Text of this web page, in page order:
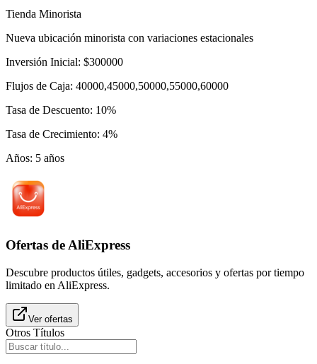
Tienda Minorista
Nueva ubicación minorista con variaciones estacionales
Inversión Inicial: $300000
Flujos de Caja: 40000,45000,50000,55000,60000
Tasa de Descuento: 10%
Tasa de Crecimiento: 4%
Años: 5 años
Ofertas de AliExpress
Descubre productos útiles, gadgets, accesorios y ofertas por tiempo
limitado en AliExpress.
Ver ofertas
Otros Títulos